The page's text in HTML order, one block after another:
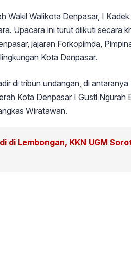
Wakil Walikota Denpasar, I
Upacara ini turut diikuti secara
jajaran Forkopimda,
Kota Denpasar.
di tribun undangan, di
Kota Denpasar I Gusti Ngurah
Wiratawan.
di Lembongan, KKN UGM